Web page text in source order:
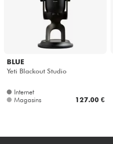
BLUE
Yeti Blackout Studio
Internet
Magasins
127.00 €